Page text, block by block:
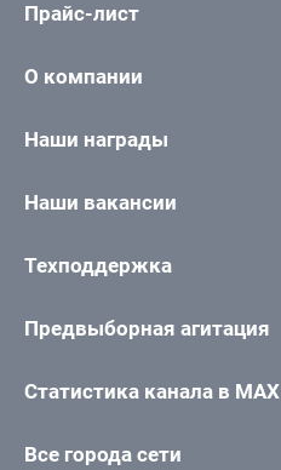
Прайс-лист
О компании
Наши награды
Наши вакансии
Техподдержка
Предвыборная агитация
Статистика канала в MAX
Все города сети